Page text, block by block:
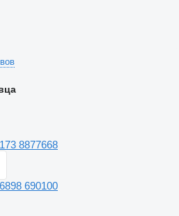
8877668
690100